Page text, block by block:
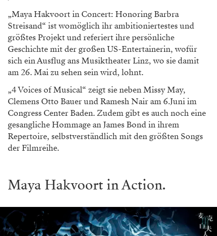
„Maya Hakvoort in Concert: Honoring Barbra
Streisand“ ist womöglich ihr ambitioniertestes und
größtes Projekt und referiert ihre persönliche
Geschichte mit der großen US-Entertainerin, wofür
sich ein Ausflug ans Musiktheater Linz, wo sie damit
am 26. Mai zu sehen sein wird, lohnt.
„4 Voices of Musical“ zeigt sie neben Missy May,
Clemens Otto Bauer und Ramesh Nair am 6.Juni im
Congress Center Baden. Zudem gibt es auch noch eine
gesangliche Hommage an James Bond in ihrem
Repertoire, selbstverständlich mit den größten Songs
der Filmreihe.
Maya Hakvoort in Action.